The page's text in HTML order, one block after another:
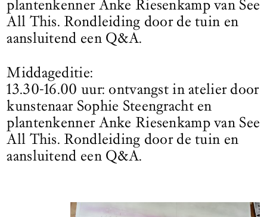
plantenkenner Anke Riesenkamp van See
All This. Rondleiding door de tuin en
aansluitend een Q&A.
Middageditie:
13.30-16.00 uur: ontvangst in atelier door
kunstenaar Sophie Steengracht en
plantenkenner Anke Riesenkamp van See
All This. Rondleiding door de tuin en
aansluitend een Q&A.